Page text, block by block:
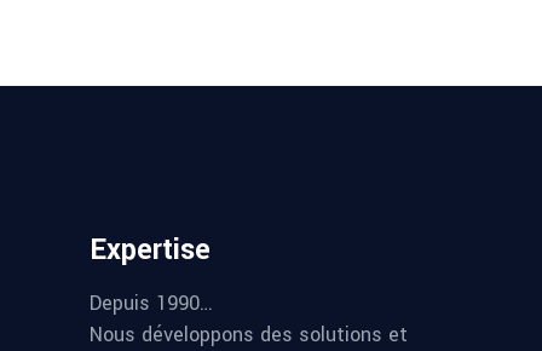
Expertise
Depuis 1990…
Nous développons des solutions et